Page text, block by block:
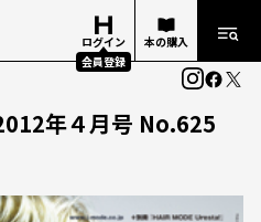
ログイン
会員登録
本の購入
年４月号 No.625